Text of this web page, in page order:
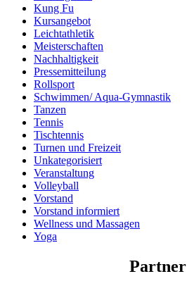
Kung Fu
Kursangebot
Leichtathletik
Meisterschaften
Nachhaltigkeit
Pressemitteilung
Rollsport
Schwimmen/ Aqua-Gymnastik
Tanzen
Tennis
Tischtennis
Turnen und Freizeit
Unkategorisiert
Veranstaltung
Volleyball
Vorstand
Vorstand informiert
Wellness und Massagen
Yoga
Partner